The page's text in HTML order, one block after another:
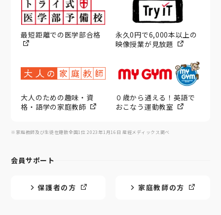
最短距離での医学部合格
永久0円で6,000本以上の
映像授業が見放題
大人のための趣味・資
格・語学の家庭教師
０歳から通える！英語で
おこなう運動教室
※家庭教師及び生徒在籍数全国1位 2023年1月16日 産經メディックス調べ
会員サポート
保護者の方 家庭教師の方